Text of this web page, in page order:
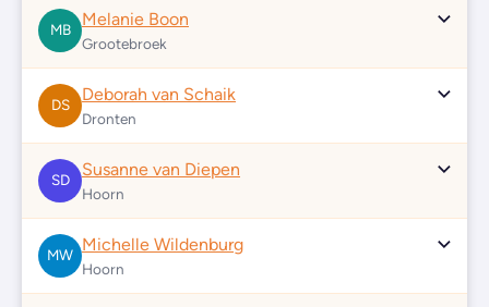
MB
Melanie Boon
Grootebroek
DS
Deborah van Schaik
Dronten
SD
Susanne van Diepen
Hoorn
MW
Michelle Wildenburg
Hoorn